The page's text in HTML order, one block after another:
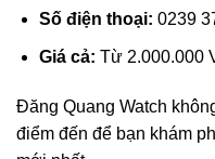
Số điện thoại: 0239
Giá cả: Từ 2.000.000
Đăng Quang Watch
điểm đến để bạn khám